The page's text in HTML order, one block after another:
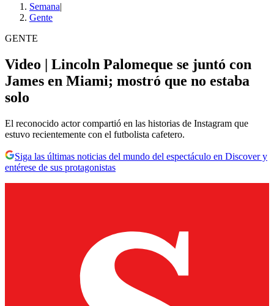
Semana|
Gente
GENTE
Video | Lincoln Palomeque se juntó con
James en Miami; mostró que no estaba
solo
El reconocido actor compartió en las historias de Instagram que
estuvo recientemente con el futbolista cafetero.
Siga las últimas noticias del mundo del espectáculo en Discover y
entérese de sus protagonistas